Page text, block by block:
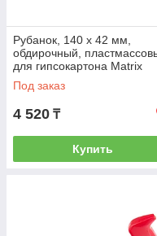
Рубанок, 140 х 42 мм,
обдирочный,
для гипсокартона Matrix
879065
Под заказ
4 520 ₸
Купить